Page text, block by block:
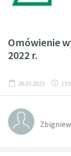
Omówienie
2022 r.
28.03.2023